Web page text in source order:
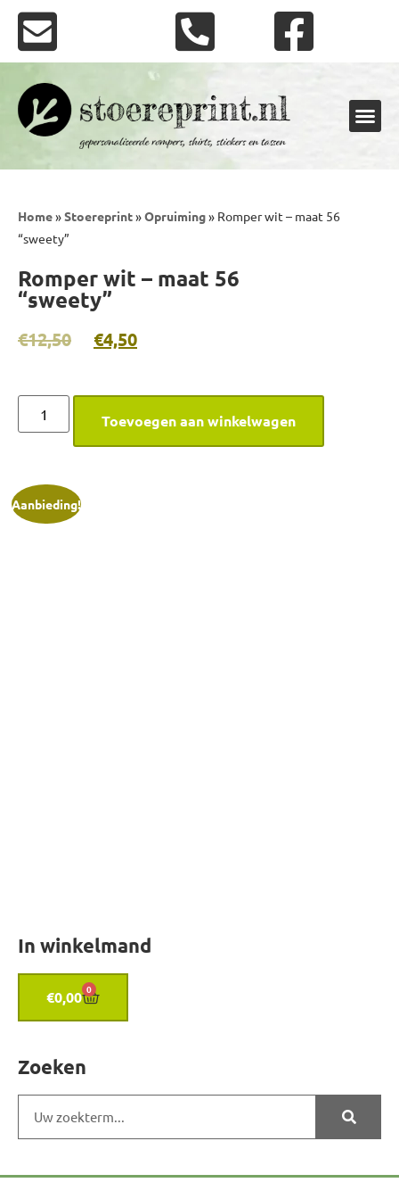
In winkelmand
€0,00 0
Zoeken
Home»Stoereprint»Opruiming» Romper wit – maat 56
“sweety”
Romper wit – maat 56
“sweety”
€12,50 €4,50
Toevoegen aan winkelwagen
Aanbieding!